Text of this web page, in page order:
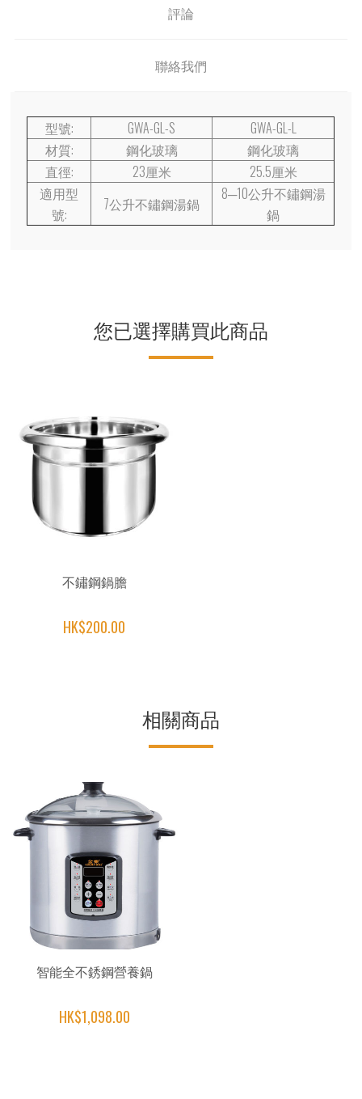
評論
聯絡我們
型號: GWA-GL-S
GWA-GL-L
材質:
鋼化玻璃
鋼化玻璃
直徑:
23厘米
25.5厘米
適用型
號:
7公升不鏽鋼湯鍋
8─10公升不鏽鋼湯
鍋
您已選擇購買此商品
不鏽鋼鍋膽
HK$200.00
相關商品
智能全不銹鋼營養鍋
HK$1,098.00